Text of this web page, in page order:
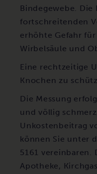
Bindegewebe. Die
fortschreitenden
erhöhte Gefahr
Wirbelsäule und
Eine rechtzeitige
Knochen zu
Die Messung
und völlig
Unkostenbeitrag
können Sie unter
5161 vereinbaren.
Apotheke,